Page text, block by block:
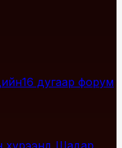
дугаар форум